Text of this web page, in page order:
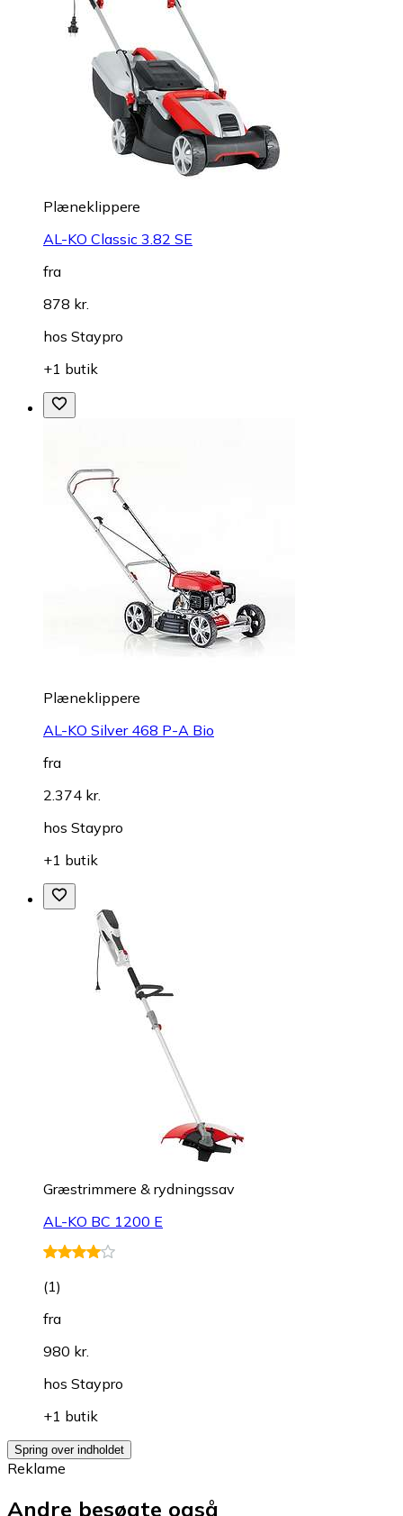
Plæneklippere
AL-KO Classic 3.82 SE
fra
878 kr.
hos Staypro
+1 butik
Plæneklippere
AL-KO Silver 468 P-A Bio
fra
2.374 kr.
hos Staypro
+1 butik
Græstrimmere & rydningssav
AL-KO BC 1200 E
(1)
fra
980 kr.
hos Staypro
+1 butik
Spring over indholdet
Reklame
Andre besøgte også